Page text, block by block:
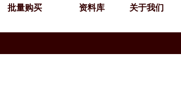
批量购买 资料库 关于我们